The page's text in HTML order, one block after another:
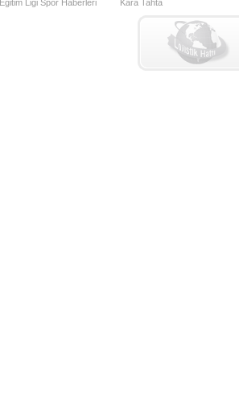
Eğitim Ligi Spor Haberleri
Kara Tahta